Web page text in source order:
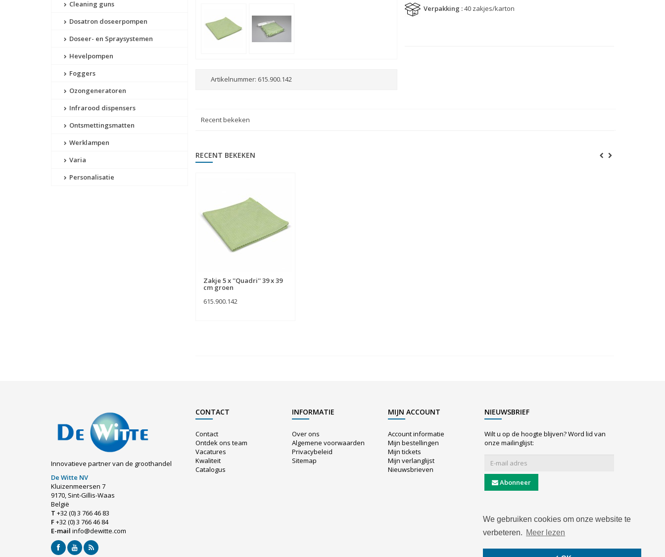
We gebruiken cookies om onze website te
verbeteren. Meer lezen
Cleaning guns
Dosatron doseerpompen
Doseer- en Spraysystemen
Hevelpompen
Foggers
Ozongeneratoren
Infrarood dispensers
Ontsmettingsmatten
Werklampen
Varia
Personalisatie
Artikelnummer: 615.900.142
Verpakking :40 zakjes/karton
Recent bekeken
RECENT BEKEKEN
Zakje 5 x ''Quadri'' 39 x 39
cm groen
615.900.142
Innovatieve partner van de groothandel
De Witte NV
Kluizenmeersen 7
9170, Sint-Gillis-Waas
België
T +32 (0) 3 766 46 83
F+32 (0) 3 766 46 84
E-mail info@dewitte.com
CONTACT
Contact
Ontdek ons team
Vacatures
Kwaliteit
Catalogus
INFORMATIE
Over ons
Algemene voorwaarden
Privacybeleid
Sitemap
MIJN ACCOUNT
Account informatie
Mijn bestellingen
Mijn tickets
Mijn verlanglijst
Nieuwsbrieven
NIEUWSBRIEF
Wilt u op de hoogte blijven? Word lid van
onze mailinglijst:
Abonneer